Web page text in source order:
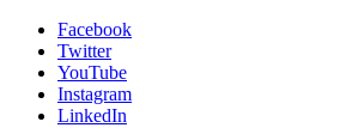
Facebook
Twitter
YouTube
Instagram
LinkedIn